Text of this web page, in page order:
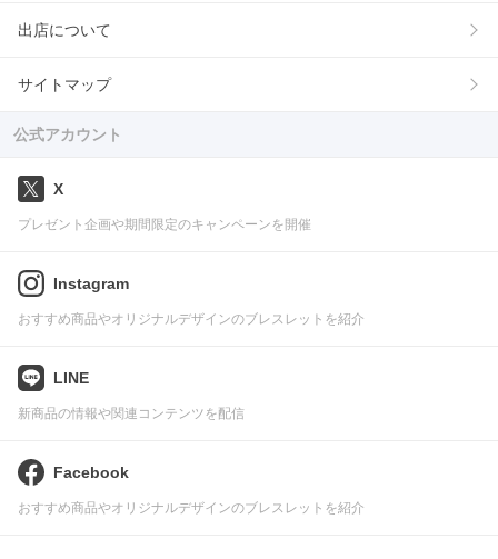
出店について
サイトマップ
公式アカウント
X
プレゼント企画や期間限定のキャンペーンを開催
Instagram
おすすめ商品やオリジナルデザインのブレスレットを紹介
LINE
新商品の情報や関連コンテンツを配信
Facebook
おすすめ商品やオリジナルデザインのブレスレットを紹介